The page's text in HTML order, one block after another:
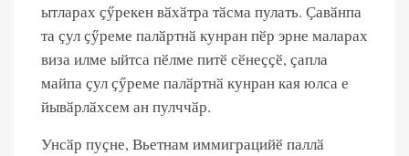
ытларах ҫӳрекен вӑхӑтра тӑсма пулать. Ҫавӑнпа
та ҫул ҫӳреме палӑртнӑ кунран пӗр эрне маларах
виза илме ыйтса пӗлме питӗ сӗнеҫҫӗ, ҫапла
майпа ҫул ҫӳреме палӑртнӑ кунран кая юлса е
йывӑрлӑхсем ан пулччӑр.
Унсӑр пуҫне, Вьетнам иммиграцийӗ паллӑ